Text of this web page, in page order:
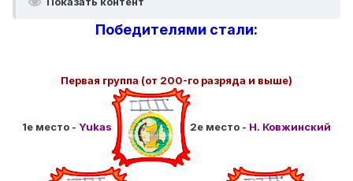
Победителями стали:
Первая группа (от 200-го разряда и выше)
1е место - Yukas 2е место - Н. Ковжинский